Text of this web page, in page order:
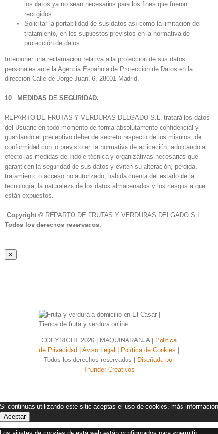
los datos ya no sean necesarios para los fines que fueron
recogidos.
Solicitar la portabilidad de sus datos así como la limitación del
tratamiento, en los supuestos previstos en la normativa de
protección de datos.
Interponer una reclamación relativa a la protección de sus datos
personales ante la Agencia Española de Protección de Datos en la
dirección Calle de Jorge Juan, 6, 28001 Madrid.
10 MEDIDAS DE SEGURIDAD.
REPARTO DE FRUTAS Y VERDURAS DELGADO S.L. tratará los datos
del Usuario en todo momento de forma absolutamente confidencial y
guardando el preceptivo deber de secreto respecto de los mismos, de
conformidad con lo previsto en la normativa de aplicación, adoptando al
efecto las medidas de índole técnica y organizativas necesarias que
garanticen la seguridad de sus datos y eviten su alteración, pérdida,
tratamiento o acceso no autorizado, habida cuenta del estado de la
tecnología, la naturaleza de los datos almacenados y los riesgos a que
están expuestos.
Copyright © REPARTO DE FRUTAS Y VERDURAS DELGADO S.L.
Todos los derechos reservados.
Close
product
×
COPYRIGHT 2026 | MAQUINARANJA |
Política
de Privacidad
Aviso Legal Política de Cookies
Todos los derechos reservados |
Diseñada por
Thunder Creativos
Si continuas utilizando este sitio aceptas el uso de cookies. más información
Aceptar